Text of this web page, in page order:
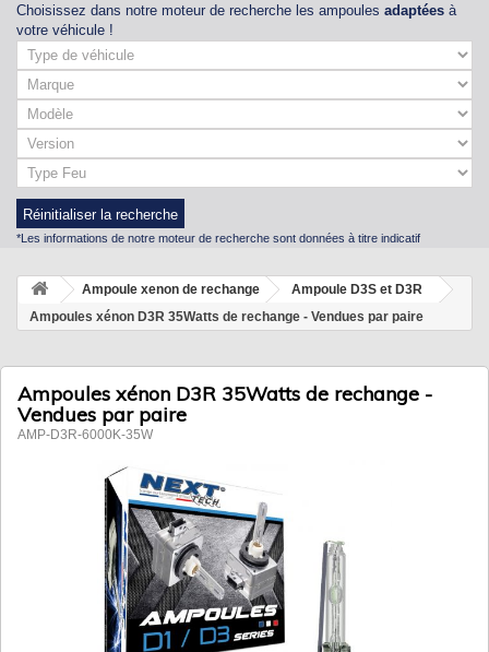
Choisissez dans notre moteur de recherche les ampoules adaptées à
votre véhicule !
Réinitialiser la recherche
*Les informations de notre moteur de recherche sont données à titre indicatif
Ampoule xenon de rechange
Ampoule D3S et D3R
Ampoules xénon D3R 35Watts de rechange - Vendues par paire
Ampoules xénon D3R 35Watts de rechange -
Vendues par paire
AMP-D3R-6000K-35W